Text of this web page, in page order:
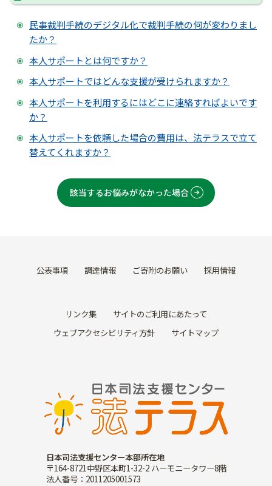
民事裁判手続のデジタル化で裁判手続の何が変わりまし
たか？
本人サポートとは何ですか？
本人サポートではどんな支援が受けられますか？
本人サポートを利用するにはどこに連絡すればよいです
か？
本人サポートを依頼した場合の費用は、法テラスで立て
替えてくれますか？
該当するお悩みがなかった場合
公表事項 調達情報 ご寄附のお願い 採用情報
リンク集
サイトのご利用にあたって
ウェブアクセシビリティ方針
サイトマップ
日本司法支援センター本部所在地
〒164-8721中野区本町1-32-2 ハーモニータワー8階
法人番号：2011205001573